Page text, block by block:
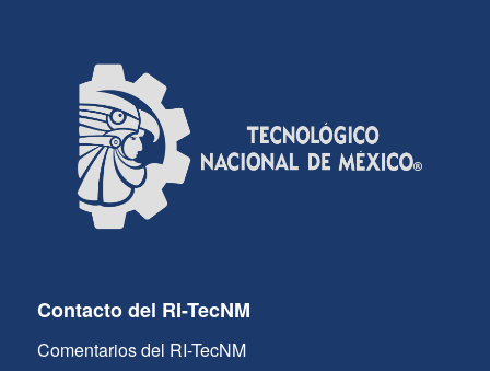
Contacto del RI-TecNM
Comentarios del RI-TecNM